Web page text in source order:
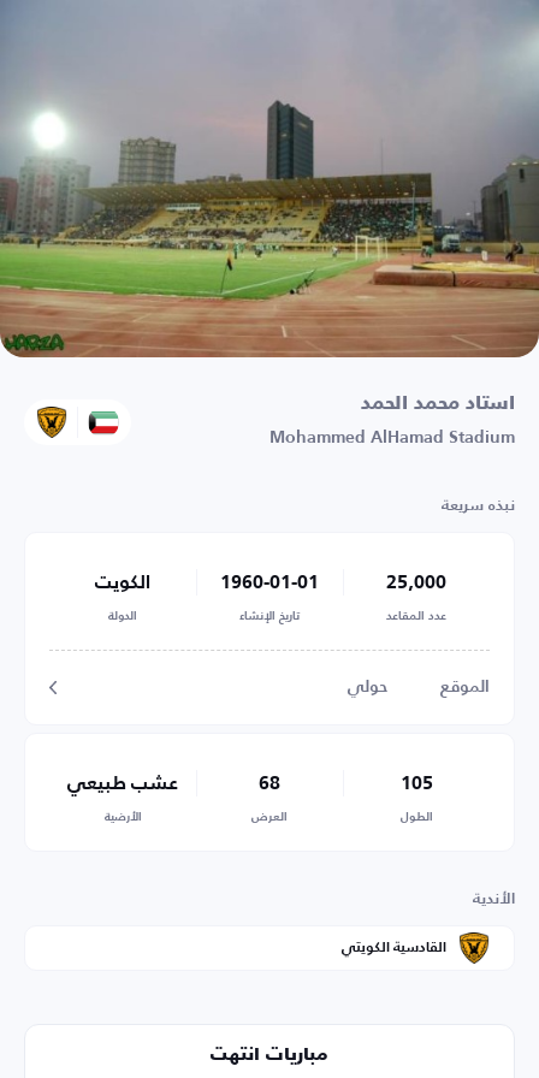
استاد محمد الحمد
Mohammed AlHamad Stadium
نبذه سريعة
25,000
عدد المقاعد
1960-01-01
تاريخ الإنشاء
الكويت
الدولة
الموقع حولي
105
الطول
68
العرض
عشب طبيعي
الأرضية
الأندية
القادسية الكويتي
مباريات انتهت